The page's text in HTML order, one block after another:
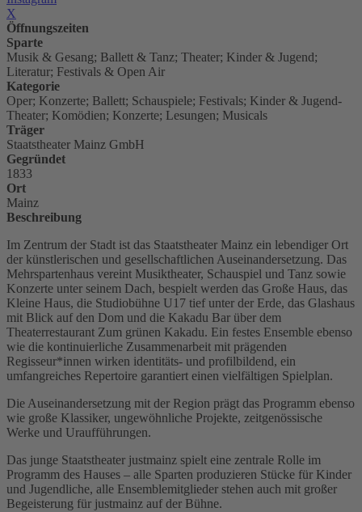
X
Öffnungszeiten
Sparte
Musik & Gesang; Ballett & Tanz; Theater; Kinder & Jugend;
Literatur; Festivals & Open Air
Kategorie
Oper; Konzerte; Ballett; Schauspiele; Festivals; Kinder & Jugend-
Theater; Komödien; Konzerte; Lesungen; Musicals
Träger
Staatstheater Mainz GmbH
Gegründet
1833
Ort
Mainz
Beschreibung
Im Zentrum der Stadt ist das Staatstheater Mainz ein lebendiger Ort
der künstlerischen und gesellschaftlichen Auseinandersetzung. Das
Mehrspartenhaus vereint Musiktheater, Schauspiel und Tanz sowie
Konzerte unter seinem Dach, bespielt werden das Große Haus, das
Kleine Haus, die Studiobühne U17 tief unter der Erde, das Glashaus
mit Blick auf den Dom und die Kakadu Bar über dem
Theaterrestaurant Zum grünen Kakadu. Ein festes Ensemble ebenso
wie die kontinuierliche Zusammenarbeit mit prägenden
Regisseur*innen wirken identitäts- und profilbildend, ein
umfangreiches Repertoire garantiert einen vielfältigen Spielplan.
Die Auseinandersetzung mit der Region prägt das Programm ebenso
wie große Klassiker, ungewöhnliche Projekte, zeitgenössische
Werke und Uraufführungen.
Das junge Staatstheater justmainz spielt eine zentrale Rolle im
Programm des Hauses – alle Sparten produzieren Stücke für Kinder
und Jugendliche, alle Ensemblemitglieder stehen auch mit großer
Begeisterung für justmainz auf der Bühne.